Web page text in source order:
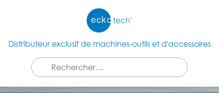
Distributeur exclusif de machines-outils et d'accessoires